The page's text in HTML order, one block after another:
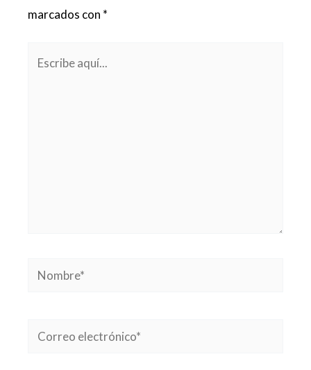
marcados con *
Nombre*
Correo